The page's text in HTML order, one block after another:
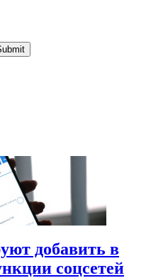
добавить в
соцсетей